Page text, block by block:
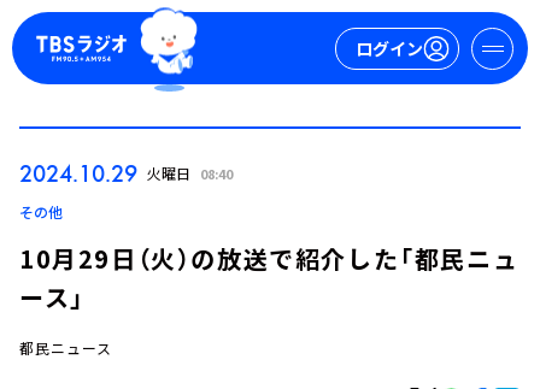
ログイン
2024.10.29 火曜日 08:40
その他
10月29日（火）の放送で紹介した「都民ニュ
ース」
都民ニュース